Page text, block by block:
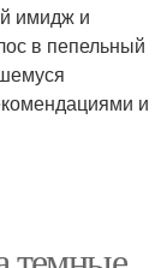
имидж и
в пепельный
и